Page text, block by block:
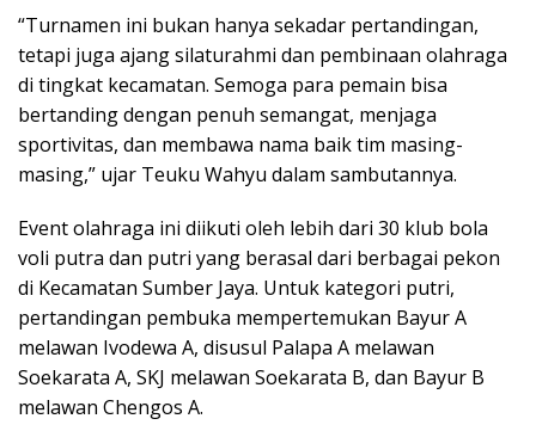
“Turnamen ini bukan hanya sekadar pertandingan,
tetapi juga ajang silaturahmi dan pembinaan olahraga
di tingkat kecamatan. Semoga para pemain bisa
bertanding dengan penuh semangat, menjaga
sportivitas, dan membawa nama baik tim masing-
masing,” ujar Teuku Wahyu dalam sambutannya.
Event olahraga ini diikuti oleh lebih dari 30 klub bola
voli putra dan putri yang berasal dari berbagai pekon
di Kecamatan Sumber Jaya. Untuk kategori putri,
pertandingan pembuka mempertemukan Bayur A
melawan Ivodewa A, disusul Palapa A melawan
Soekarata A, SKJ melawan Soekarata B, dan Bayur B
melawan Chengos A.